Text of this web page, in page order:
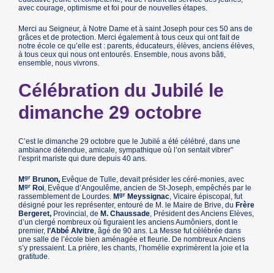
avec courage, optimisme et foi pour de nouvelles étapes.
Merci au Seigneur, à Notre Dame et à saint Joseph pour ces 50 ans de
grâces et de protection. Merci également à tous ceux qui ont fait de
notre école ce qu’elle est : parents, éducateurs, élèves, anciens élèves,
à tous ceux qui nous ont entourés. Ensemble, nous avons bâti,
ensemble, nous vivrons.
Célébration du Jubilé le
dimanche 29 octobre
C’est le dimanche 29 octobre que le Jubilé a été célébré, dans une
ambiance détendue, amicale, sympathique où l’on sentait vibrer"
l’esprit mariste qui dure depuis 40 ans.
Mgr Brunon, Evêque de Tulle, devait présider les céré-monies, avec
Mgr Roi, Evêque d’Angoulême, ancien de St-Joseph, empêchés par le
rassemblement de Lourdes. Mgr Meyssignac, Vicaire épiscopal, fut
désigné pour les représenter, entouré de M. le Maire de Brive, du Frère
Bergeret, Provincial, de M. Chaussade, Président des Anciens Elèves,
d’un clergé nombreux où figuraient les anciens Aumôniers, dont le
premier, l’Abbé Alvitre, âgé de 90 ans. La Messe fut célébrée dans
une salle de l’école bien aménagée et fleurie. De nombreux Anciens
s’y pressaient. La prière, les chants, l’homélie exprimèrent la joie et la
gratitude.